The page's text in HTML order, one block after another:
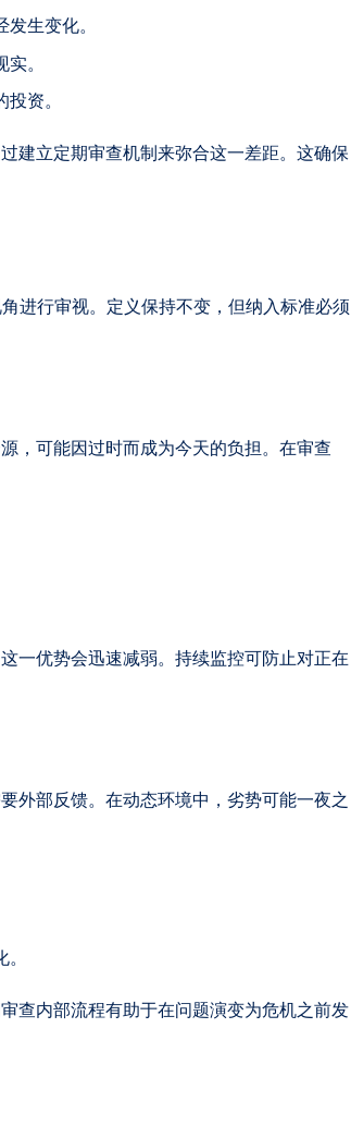
生变化。
。
资。
建立定期审查机制来弥合这一差距。这确保
进行审视。定义保持不变，但纳入标准必须
，可能因过时而成为今天的负担。在审查
一优势会迅速减弱。持续监控可防止对正在
外部反馈。在动态环境中，劣势可能一夜之
查内部流程有助于在问题演变为危机之前发